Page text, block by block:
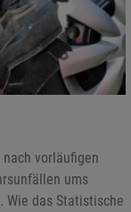
vorläufigen
ums
Wie das Statistische